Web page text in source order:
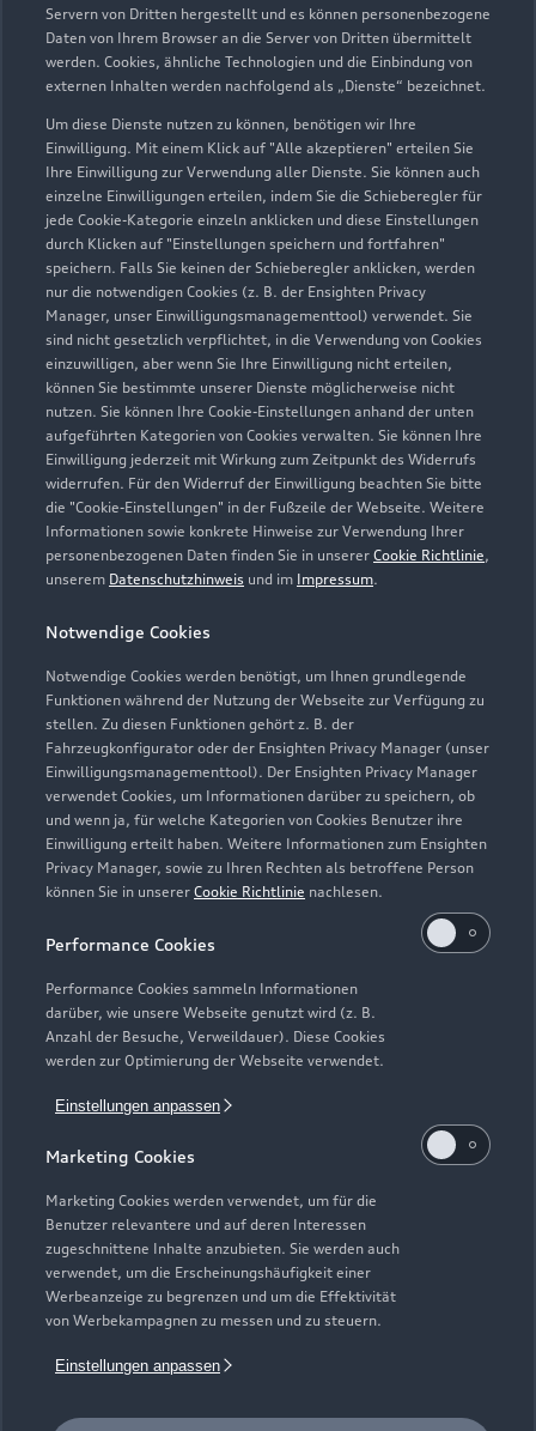
Servern von Dritten hergestellt und es können personenbezogene
Daten von Ihrem Browser an die Server von Dritten übermittelt
werden. Cookies, ähnliche Technologien und die Einbindung von
externen Inhalten werden nachfolgend als „Dienste“ bezeichnet.
Um diese Dienste nutzen zu können, benötigen wir Ihre
Einwilligung. Mit einem Klick auf "Alle akzeptieren" erteilen Sie
Ihre Einwilligung zur Verwendung aller Dienste. Sie können auch
einzelne Einwilligungen erteilen, indem Sie die Schieberegler für
jede Cookie-Kategorie einzeln anklicken und diese Einstellungen
durch Klicken auf "Einstellungen speichern und fortfahren"
speichern. Falls Sie keinen der Schieberegler anklicken, werden
nur die notwendigen Cookies (z. B. der Ensighten Privacy
Manager, unser Einwilligungsmanagementtool) verwendet. Sie
sind nicht gesetzlich verpflichtet, in die Verwendung von Cookies
einzuwilligen, aber wenn Sie Ihre Einwilligung nicht erteilen,
können Sie bestimmte unserer Dienste möglicherweise nicht
nutzen. Sie können Ihre Cookie-Einstellungen anhand der unten
aufgeführten Kategorien von Cookies verwalten. Sie können Ihre
Einwilligung jederzeit mit Wirkung zum Zeitpunkt des Widerrufs
widerrufen. Für den Widerruf der Einwilligung beachten Sie bitte
die "Cookie-Einstellungen" in der Fußzeile der Webseite. Weitere
Informationen sowie konkrete Hinweise zur Verwendung Ihrer
personenbezogenen Daten finden Sie in unserer Cookie Richtlinie,
unserem Datenschutzhinweis und im Impressum.
Notwendige Cookies
Notwendige Cookies werden benötigt, um Ihnen grundlegende
Funktionen während der Nutzung der Webseite zur Verfügung zu
stellen. Zu diesen Funktionen gehört z. B. der
Fahrzeugkonfigurator oder der Ensighten Privacy Manager (unser
Einwilligungsmanagementtool). Der Ensighten Privacy Manager
verwendet Cookies, um Informationen darüber zu speichern, ob
und wenn ja, für welche Kategorien von Cookies Benutzer ihre
Einwilligung erteilt haben. Weitere Informationen zum Ensighten
Privacy Manager, sowie zu Ihren Rechten als betroffene Person
können Sie in unserer Cookie Richtlinie nachlesen.
Performance Cookies
Performance Cookies sammeln Informationen
darüber, wie unsere Webseite genutzt wird (z. B.
Anzahl der Besuche, Verweildauer). Diese Cookies
werden zur Optimierung der Webseite verwendet.
Einstellungen anpassen
Marketing Cookies
Marketing Cookies werden verwendet, um für die
Benutzer relevantere und auf deren Interessen
zugeschnittene Inhalte anzubieten. Sie werden auch
verwendet, um die Erscheinungshäufigkeit einer
Werbeanzeige zu begrenzen und um die Effektivität
von Werbekampagnen zu messen und zu steuern.
Einstellungen anpassen
Regensburger Straße 30
85088 Vohburg
08457 92960
w.linder@vohburger-autohaus.de
Kontaktdaten herunterladen
Öffnungszeiten
Service
Geschlossen, öffnet amFreitag 07:30
Teile- und Zubehörverkauf
Geschlossen,öffnet amFreitag 07:30
Zur Inspektion